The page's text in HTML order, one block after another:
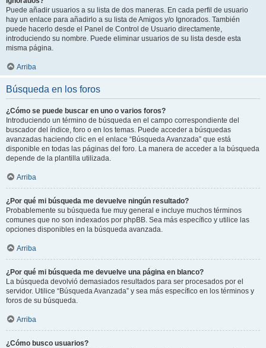
Puede añadir usuarios a su lista de dos maneras. En cada perfil de usuario
hay un enlace para añadirlo a su lista de Amigos y/o Ignorados. También
puede hacerlo desde el Panel de Control de Usuario directamente,
introduciendo su nombre. Puede eliminar usuarios de su lista desde esta
misma página.
Arriba
Búsqueda en los foros
¿Cómo se puede buscar en uno o varios foros?
Introduciendo un término de búsqueda en el campo correspondiente del
buscador del índice, foro o en los temas. Puede acceder a búsquedas
avanzadas haciendo clic en el enlace “Búsqueda Avanzada” que está
disponible en todas las páginas del foro. La manera de acceder a la búsqueda
depende de la plantilla utilizada.
Arriba
¿Por qué mi búsqueda me devuelve ningún resultado?
Probablemente su búsqueda fue muy general e incluye muchos términos
comunes que no son indexados por phpBB. Sea más específico y utilice las
opciones disponibles en la búsqueda avanzada.
Arriba
¿Por qué mi búsqueda me devuelve una página en blanco?
La búsqueda devolvió demasiados resultados para ser procesados por el
servidor. Utilice “Búsqueda Avanzada” y sea más específico en los términos y
foros de su búsqueda.
Arriba
¿Cómo busco usuarios?